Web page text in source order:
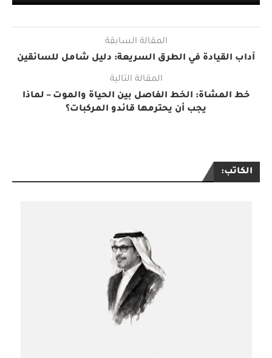
المقالة السابقة
آداب القيادة في الطرق السريعة: دليل شامل للسائقين
المقالة التالية
خط المشاة: الخط الفاصل بين الحياة والموت – لماذا
يجب أن يحترمها قائدو المركبات؟
الكاتب: